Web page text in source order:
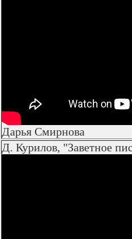
Дарья Смирнова
Д. Курилов, "Заветное